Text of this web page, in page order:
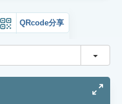
QRcode分享
切換